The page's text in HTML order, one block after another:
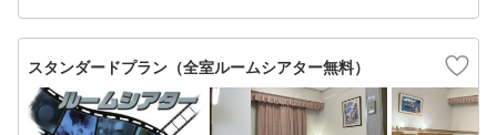
スタンダードプラン（全室ルームシアター無料）